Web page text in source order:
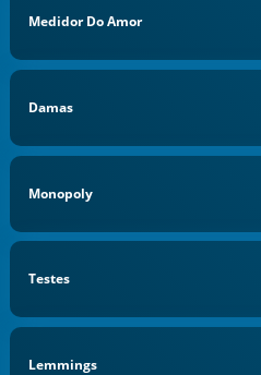
Medidor Do Amor
Damas
Monopoly
Testes
Lemmings